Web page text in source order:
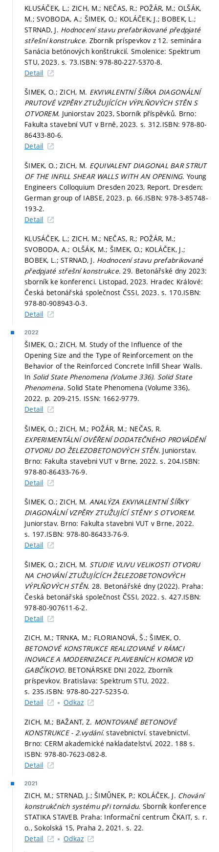
KLUSÁČEK, L.; ZICH, M.; NEČAS, R.; POŽÁR, M.; OLŠÁK,
M.; SVOBODA, A.; ŠIMEK, O.; KOLÁČEK, J.; BOBEK, L.;
STRNAD, J. Hodnocení stavu prefabrikované předpjaté
střešní konstrukce. Zborník príspevkov z 12. seminára
Sanácia betónových konštrukcií. Smolenice: Spektrum
STU, 2023.s. 73.ISBN: 978-80-227-5370-8.
Detail
ŠIMEK, O.; ZICH, M. EKVIVALENTNÍ ŠÍŘKA DIAGONÁLNÍ
PRUTOVÉ VZPĚRY ZTUŽUJÍCÍCH VÝPLŇOVÝCH STĚN S
OTVOREM. Juniorstav 2023, Sborník příspěvků. Brno:
Fakulta stavební VUT v Brně, 2023. s. 312.ISBN: 978-80-
86433-80-6.
Detail
ŠIMEK, O.; ZICH, M. EQUIVALENT DIAGONAL BAR STRUT
OF THE INFILL SHEAR WALLS WITH AN OPENING.Young
Engineers Colloquium Dresden 2023, Report. Dresden:
German group of IABSE, 2023. p. 66.ISBN: 978-3-85748-
193-2.
Detail
KLUSÁČEK, L.; ZICH, M.; NEČAS, R.; POŽÁR, M.;
SVOBODA, A.; OLŠÁK, M.; ŠIMEK, O.; KOLÁČEK, J.;
BOBEK, L.; STRNAD, J. Hodnocení stavu prefabrikované
předpjaté střešní konstrukce.29. Betonářské dny 2023:
sborník ke konferenci. Listopad, 2023. Hradec Králové:
Česká betonářská společnost ČSSI, 2023.s. 170.ISBN:
978-80-908943-0-3.
Detail
2022
ŠIMEK, O.; ZICH, M. Study of the Influence of the
Opening Size and the Type of Reinforcement on the
Behavior of the Reinforced Concrete Infill Shear Walls.
In Solid State Phenomena (Volume 336). Solid State
Phenomena.Solid State Phenomena (Volume 336),
2022. p. 209-215. ISSN: 1662-9779.
Detail
ŠIMEK, O.; ZICH, M.; POŽÁR, M.; NEČAS, R.
EXPERIMENTÁLNÍ OVĚŘENÍ DODATEČNÉHO PROVÁDĚNÍ
OTVORU DO ŽELEZOBETONOVÝCH STĚN. Juniorstav.
Brno: Fakulta stavebni VUT v Brne, 2022.s. 204.ISBN:
978-80-86433-76-9.
Detail
ŠIMEK, O.; ZICH, M. ANALÝZA EKVIVALENTNÍ ŠÍŘKY
DIAGONÁLNÍ VZPĚRY ZTUŽUJÍCÍ STĚNY S OTVOREM.
Juniorstav. Brno: Fakulta stavebni VUT v Brne, 2022.
s. 197.ISBN: 978-80-86433-76-9.
Detail
ŠIMEK, O.; ZICH, M. STUDIE VLIVU VELIKOSTI OTVORU
NA CHOVÁNÍ ZTUŽUJÍCÍCH ŽELEZOBETONOVÝCH
VÝPLŇOVÝCH STĚN. 28. Betonářské dny (2022). Praha:
Česká betonářská společnost ČSSI, 2022.s. 427.ISBN:
978-80-907611-6-2.
Detail
ZICH, M.; TRNKA, M.; FLORIANOVÁ, Š.; ŠIMEK, O.
BETONOVÉ KONSTRUKCE REALIZOVANÉ V RÁMCI
INOVACE A MODERNIZACE PLAVEBNÍCH KOMOR VD
GABČÍKOVO. BETONÁRSKE DNI 2022, Zborník
príspevkov. Bratislava: Spektrum STU, 2022.
s. 235.ISBN: 978-80-227-5235-0.
Detail
Odkaz
ZICH, M.; BAŽANT, Z. MONTOVANÉ BETONOVÉ
KONSTRUKCE - 2.vydání.stavebnictví. stavebnictví.
Brno: CERM akademické nakladatelství, 2022. 188 s.
ISBN: 978-80-7623-082-8.
Detail
2021
ZICH, M.; STRNAD, J.; ŠIMŮNEK, P.; KOLÁČEK, J. Chování
konstrukčních systému při tornádu. Sborník konference
STATIKA STAVEB. Praha: Informační centrum ČKAIT, s. r.
o., Sokolská 15, Praha 2, 2021. s. 22.
Detail
Odkaz